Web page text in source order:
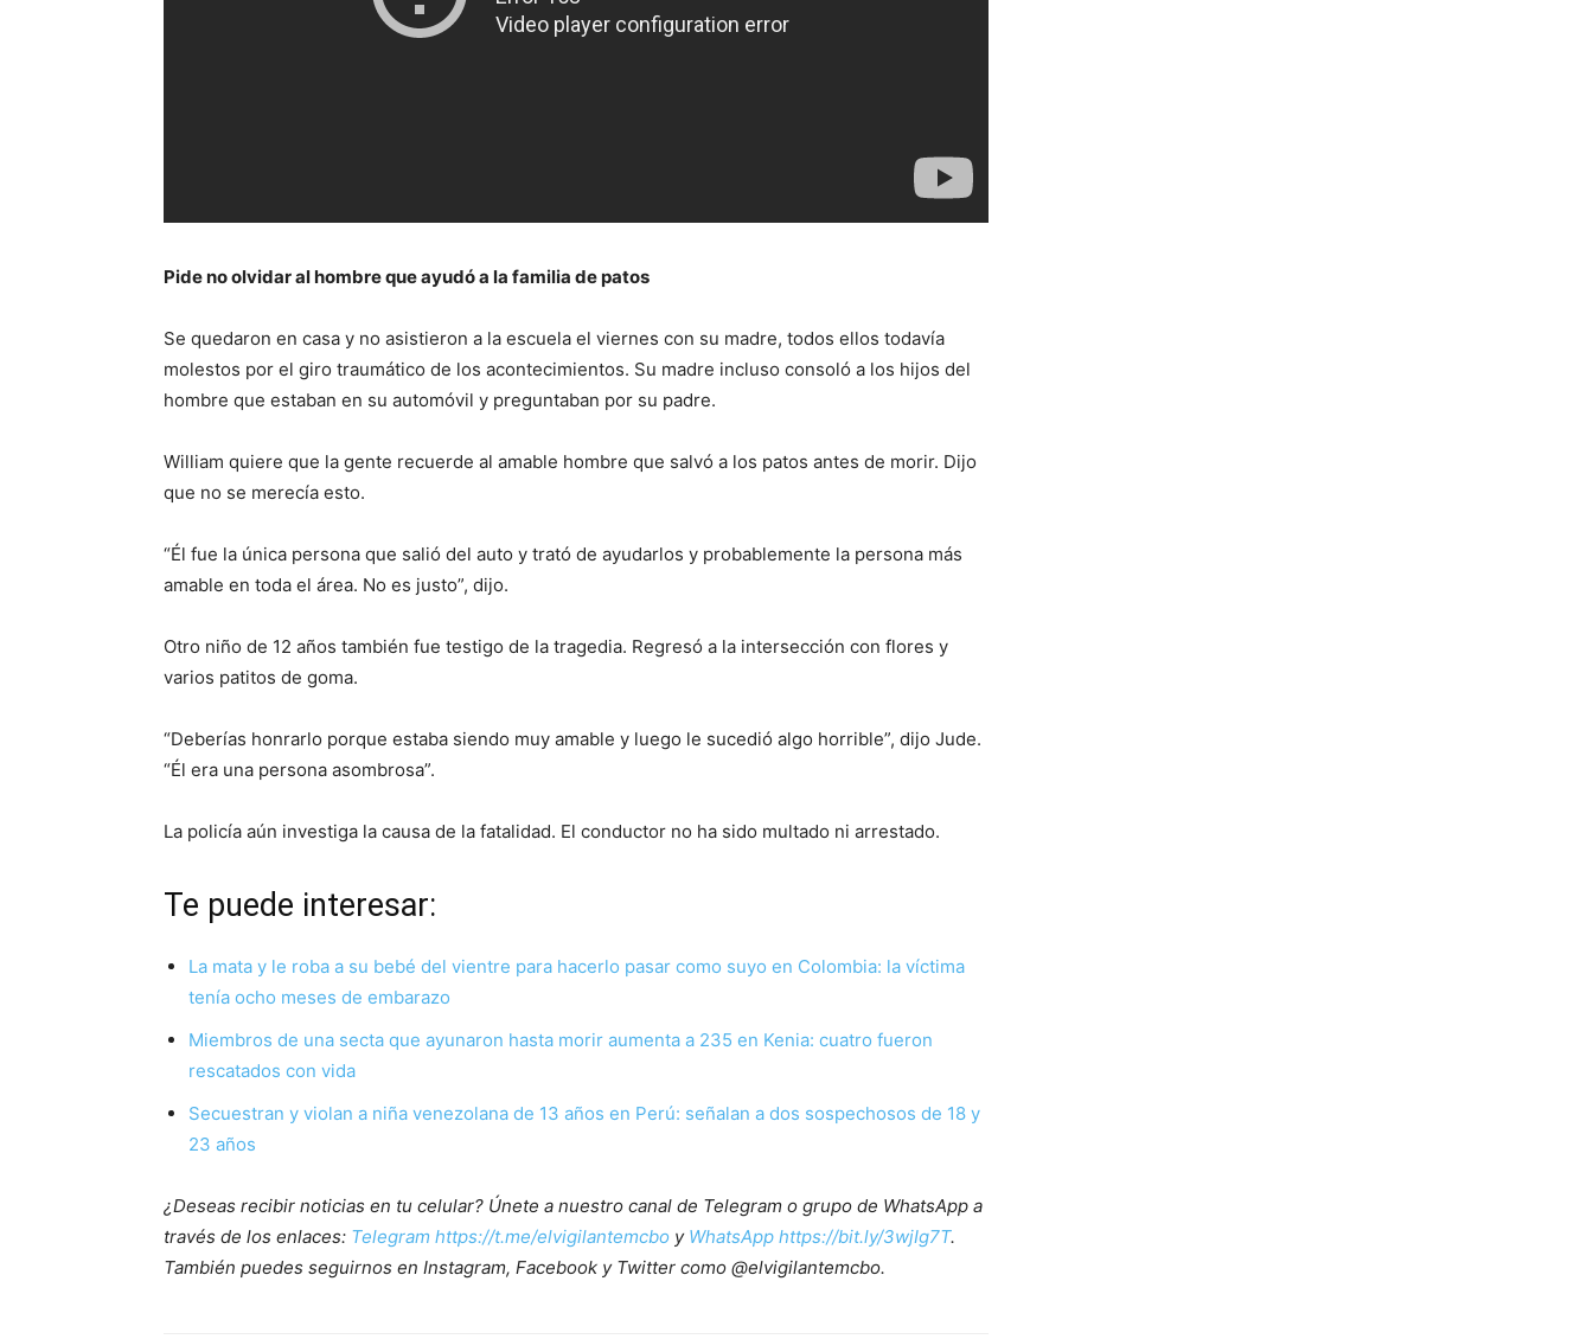
Pide no olvidar al hombre que ayudó a la familia de patos
Se quedaron en casa y no asistieron a la escuela el viernes con su madre, todos ellos todavía
molestos por el giro traumático de los acontecimientos. Su madre incluso consoló a los hijos del
hombre que estaban en su automóvil y preguntaban por su padre.
William quiere que la gente recuerde al amable hombre que salvó a los patos antes de morir. Dijo
que no se merecía esto.
“Él fue la única persona que salió del auto y trató de ayudarlos y probablemente la persona más
amable en toda el área. No es justo”, dijo.
Otro niño de 12 años también fue testigo de la tragedia. Regresó a la intersección con flores y
varios patitos de goma.
“Deberías honrarlo porque estaba siendo muy amable y luego le sucedió algo horrible”, dijo Jude.
“Él era una persona asombrosa”.
La policía aún investiga la causa de la fatalidad. El conductor no ha sido multado ni arrestado.
Te puede interesar:
La mata y le roba a su bebé del vientre para hacerlo pasar como suyo en Colombia: la víctima
tenía ocho meses de embarazo
Miembros de una secta que ayunaron hasta morir aumenta a 235 en Kenia: cuatro fueron
rescatados con vida
Secuestran y violan a niña venezolana de 13 años en Perú: señalan a dos sospechosos de 18 y
23 años
¿Deseas recibir noticias en tu celular? Únete a nuestro canal de Telegram o grupo de WhatsApp a
través de los enlaces: Telegram https://t.me/elvigilantemcbo y WhatsApp https://bit.ly/3wjIg7T.
También puedes seguirnos en Instagram, Facebook y Twitter como @elvigilantemcbo.